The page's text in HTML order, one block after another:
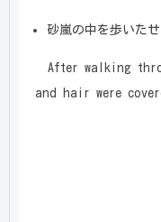
砂嵐の中を歩いた
After walking
and hair were